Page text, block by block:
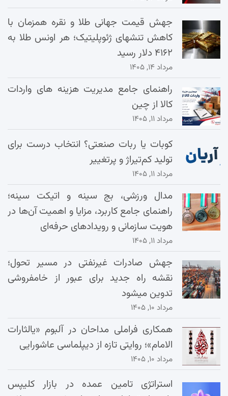
جهش قیمت جهانی طلا و نقره همزمان با
کاهش تنشهای ژئوپلیتیک؛ هر اونس طلا به
۴۱۶۲ دلار رسید
مرداد ۱۴, ۱۴۰۵
راهنمای جامع مدیریت هزینه‌ های واردات
کالا از چین
مرداد ۱۱, ۱۴۰۵
کوبات یا ربات صنعتی؟ انتخاب درست برای
تولید کم‌تیراژ و پرتغییر
مرداد ۱۱, ۱۴۰۵
مدال ورزشی، بج سینه و اتیکت سینه؛
راهنمای جامع کاربرد، مزایا و اهمیت آن‌ها در
هویت سازمانی و رویدادهای حرفه‌ای
مرداد ۱۱, ۱۴۰۵
جهش صادرات غیرنفتی در مسیر تحول؛
نقشه راه جدید برای عبور از خامفروشی
تدوین میشود
مرداد ۱۰, ۱۴۰۵
همکاری فراملی مداحان در آلبوم «یالثارات
الامام»؛ روایتی تازه از دیپلماسی عاشورایی
مرداد ۱۰, ۱۴۰۵
استراتژی تامین عمده در بازار کلیپس